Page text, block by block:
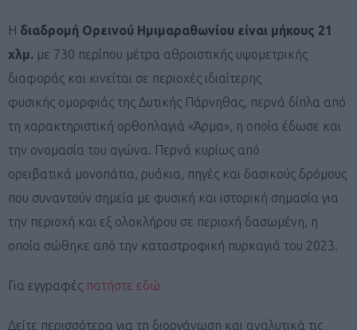
Η διαδρομή Ορεινού Ημιμαραθωνίου είναι μήκους 21
χλμ. με 730 περίπου μέτρα αθροιστικής υψομετρικής
διαφοράς και κινείται σε περιοχές ιδιαίτερης
φυσικής ομορφιάς της Δυτικής Πάρνηθας, περνά δίπλα από
τη χαρακτηριστική ορθοπλαγιά «Άρμα», η οποία έδωσε και
την ονομασία του αγώνα. Περνά κυρίως από
ορειβατικά μονοπάτια, ρυάκια, πηγές και δασικούς δρόμους
που συναντούν σημεία με φυσική και ιστορική σημασία για
την περιοχή και εξ ολοκλήρου σε περιοχή δασωμένη, η
οποία σώθηκε από την καταστροφική πυρκαγιά του 2023.
Για εγγραφές πατήστε εδώ
Δείτε περισσότερα για τη διοργάνωση και αναλυτικά τις